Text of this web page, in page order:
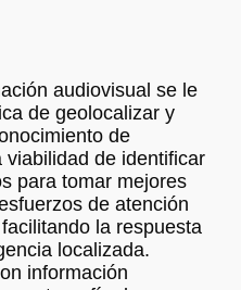
audiovisual se le
de geolocalizar y
de
de identificar
para tomar mejores
de atención
la respuesta
localizada.
información